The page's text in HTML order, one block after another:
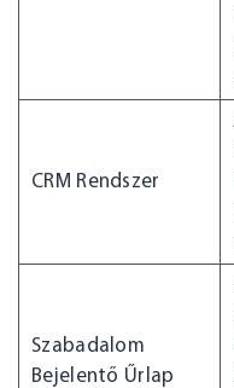
CRM Rendszer
Szabadalom
Bejelentő Űrlap